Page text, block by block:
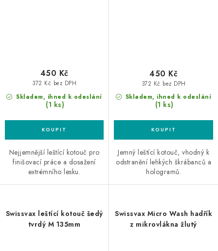
Skladem, ihned k odeslání
(1 ks)
372 Kč bez DPH
450 Kč
Nejjemnější leštící kotouč pro
finišovací práce a dosažení
extrémního lesku.
Skladem, ihned k odeslání
(1 ks)
372 Kč bez DPH
450 Kč
Jemný leštící kotouč, vhodný k
odstranění lehkých škrábanců a
hologramů.
Swissvax leštící kotouč šedý
tvrdý M 135mm
Swissvax Micro Wash hadřík
z mikrovlákna žlutý